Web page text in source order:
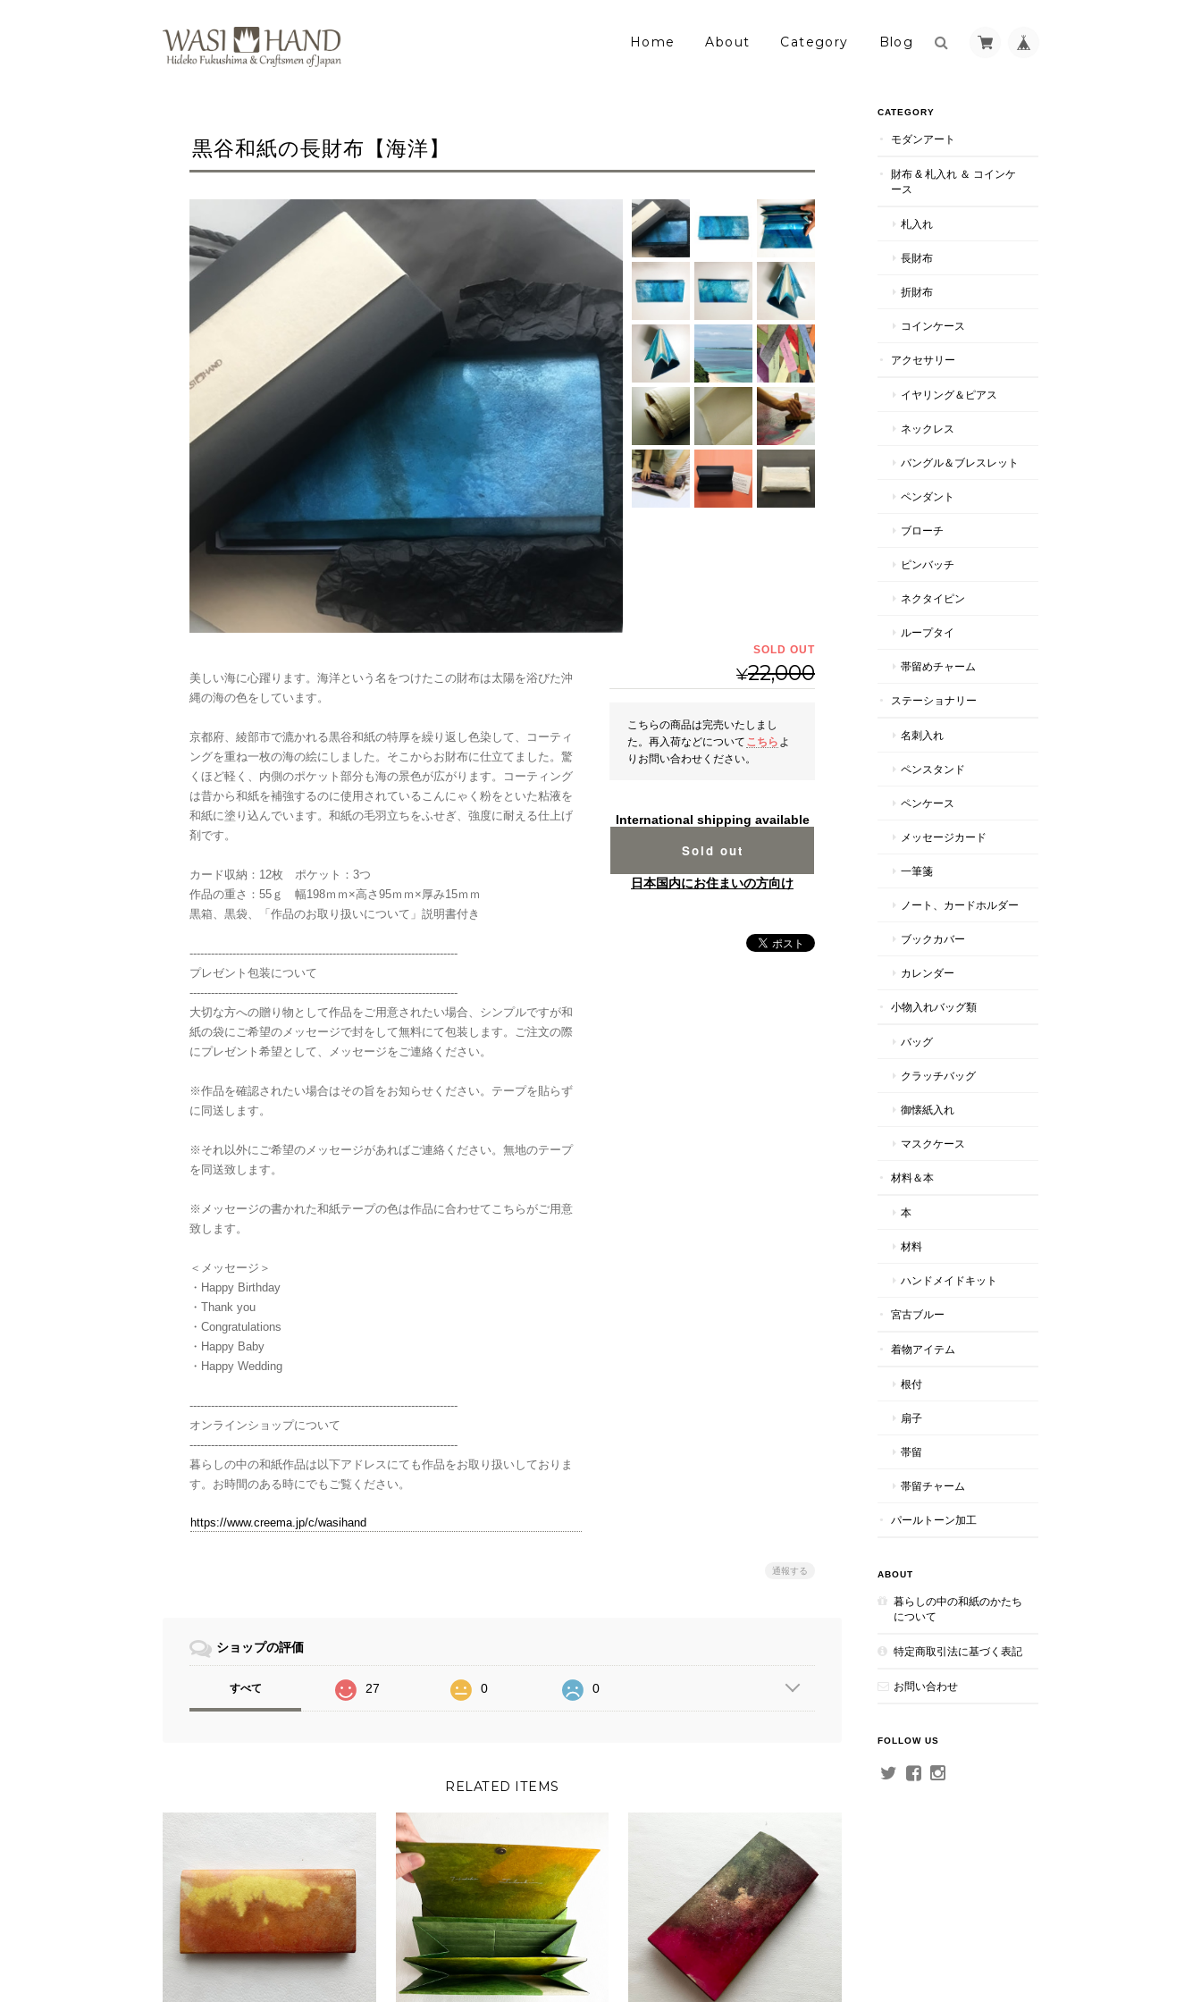
Home About Category Blog
黒谷和紙の長財布【海洋】
美しい海に心躍ります。海洋という名をつけたこの財布は太陽を浴びた沖
縄の海の色をしています。
京都府、綾部市で漉かれる黒谷和紙の特厚を繰り返し色染して、コーティ
ングを重ね一枚の海の絵にしました。そこからお財布に仕立てました。驚
くほど軽く、内側のポケット部分も海の景色が広がります。コーティング
は昔から和紙を補強するのに使用されているこんにゃく粉をといた粘液を
和紙に塗り込んでいます。和紙の毛羽立ちをふせぎ、強度に耐える仕上げ
剤です。
カード収納：12枚 ポケット：3つ
作品の重さ：55ｇ 幅198ｍｍ×高さ95ｍｍ×厚み15ｍｍ
黒箱、黒袋、「作品のお取り扱いについて」説明書付き
---------------------------------------------------------------------------
プレゼント包装について
---------------------------------------------------------------------------
大切な方への贈り物として作品をご用意されたい場合、シンプルですが和
紙の袋にご希望のメッセージで封をして無料にて包装します。ご注文の際
にプレゼント希望として、メッセージをご連絡ください。
※作品を確認されたい場合はその旨をお知らせください。テープを貼らず
に同送します。
※それ以外にご希望のメッセージがあればご連絡ください。無地のテープ
を同送致します。
※メッセージの書かれた和紙テープの色は作品に合わせてこちらがご用意
致します。
＜メッセージ＞
・Happy Birthday
・Thank you
・Congratulations
・Happy Baby
・Happy Wedding
---------------------------------------------------------------------------
オンラインショップについて
---------------------------------------------------------------------------
暮らしの中の和紙作品は以下アドレスにても作品をお取り扱いしておりま
す。お時間のある時にでもご覧ください。
https://www.creema.jp/c/wasihand
¥22,000
SOLD OUT
こちらの商品は完売いたしまし
た。再入荷などについて こちら よ
りお問い合わせください。
International shipping available
Sold out
日本国内にお住まいの方向け
通報する
ショップの評価
すべて 27 0 0
RELATED ITEMS
CATEGORY
モダンアート
財布 & 札入れ ＆ コインケ
ース
札入れ
長財布
折財布
コインケース
アクセサリー
イヤリング＆ピアス
ネックレス
バングル＆ブレスレット
ペンダント
ブローチ
ピンバッチ
ネクタイピン
ループタイ
帯留めチャーム
ステーショナリー
名刺入れ
ペンスタンド
ペンケース
メッセージカード
一筆箋
ノート、カードホルダー
ブックカバー
カレンダー
小物入れバッグ類
バッグ
クラッチバッグ
御懐紙入れ
マスクケース
材料＆本
本
材料
ハンドメイドキット
宮古ブルー
着物アイテム
根付
扇子
帯留
帯留チャーム
パールトーン加工
ABOUT
暮らしの中の和紙のかたち
について
特定商取引法に基づく表記
お問い合わせ
FOLLOW US